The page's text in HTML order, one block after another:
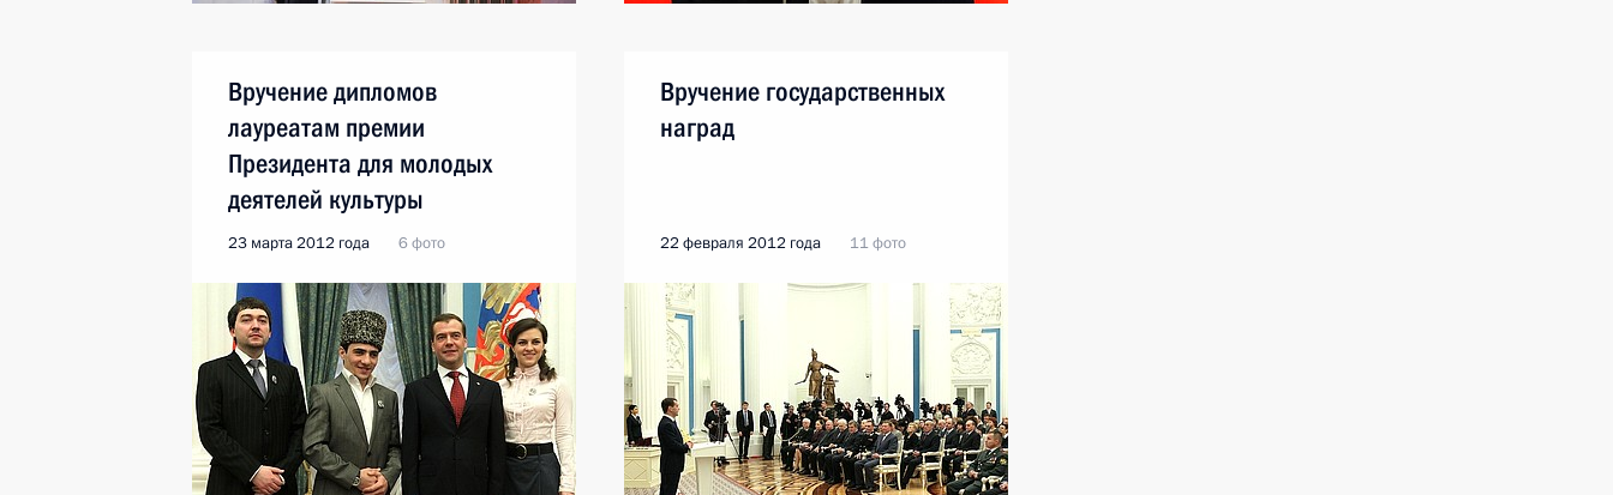
Вручение дипломов
лауреатам премии
Президента для молодых
деятелей культуры
23 марта 2012 года 6 фото
Вручение государственных
наград
22 февраля 2012 года 11 фото